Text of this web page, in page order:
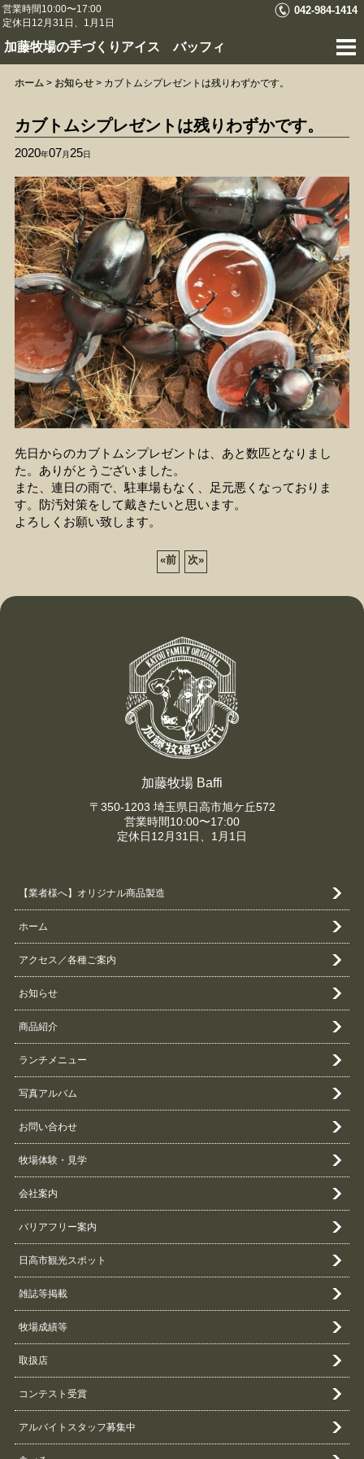
営業時間10:00〜17:00
定休日12月31日、1月1日
042-984-1414
加藤牧場の手づくりアイス バッフィ
ホーム > お知らせ > カブトムシプレゼントは残りわずかです。
カブトムシプレゼントは残りわずかです。
2020年07月 25日
先日からのカブトムシプレゼントは、あと数匹となりまし
た。ありがとうございました。
また、連日の雨で、駐車場もなく、足元悪くなっておりま
す。防汚対策をして戴きたいと思います。
よろしくお願い致します。
«前 次»
加藤牧場 Baffi
〒350-1203 埼玉県日高市旭ケ丘572
営業時間10:00〜17:00
定休日12月31日、1月1日
【業者様へ】オリジナル商品製造
ホーム
アクセス／各種ご案内
お知らせ
商品紹介
ランチメニュー
写真アルバム
お問い合わせ
牧場体験・見学
会社案内
バリアフリー案内
日高市観光スポット
雑誌等掲載
牧場成績等
取扱店
コンテスト受賞
アルバイトスタッフ募集中